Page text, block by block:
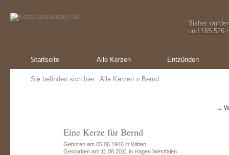
Bisher
und 165.526
Startseite Alle Kerzen Entzünden
Sie befinden sich hier: Alle Kerzen » Bernd
→
Eine Kerze für Bernd
Geboren am 05.06.1946 in Witten
Gestorben am 11.08.2011 in Hagen Westfalen